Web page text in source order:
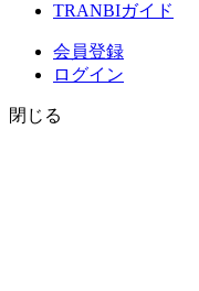
TRANBIガイド
会員登録
ログイン
閉じる